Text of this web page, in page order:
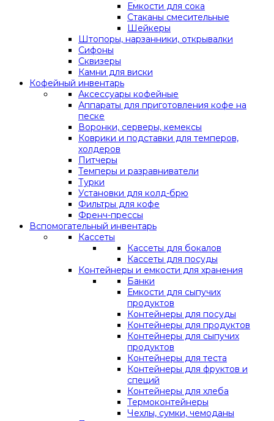
Емкости для сока
Стаканы смесительные
Шейкеры
Штопоры, нарзанники, открывалки
Сифоны
Сквизеры
Камни для виски
Кофейный инвентарь
Аксессуары кофейные
Аппараты для приготовления кофе на
песке
Воронки, серверы, кемексы
Коврики и подставки для темперов,
холдеров
Питчеры
Темперы и разравниватели
Турки
Установки для колд-брю
Фильтры для кофе
Френч-прессы
Вспомогательный инвентарь
Кассеты
Кассеты для бокалов
Кассеты для посуды
Контейнеры и емкости для хранения
Банки
Емкости для сыпучих
продуктов
Контейнеры для посуды
Контейнеры для продуктов
Контейнеры для сыпучих
продуктов
Контейнеры для теста
Контейнеры для фруктов и
специй
Контейнеры для хлеба
Термоконтейнеры
Чехлы, сумки, чемоданы